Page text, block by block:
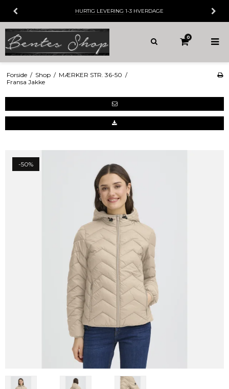
HURTIG LEVERING 1-3 HVERDAGE
0
Forside / Shop / MÆRKER STR. 36-50 /
Fransa Jakke
-50%